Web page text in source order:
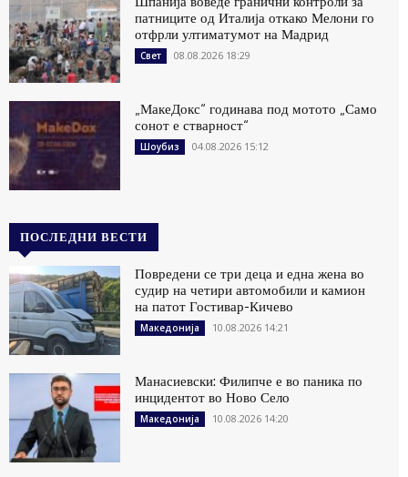
патниците од Италија откако Мелони го
отфрли ултиматумот на Мадрид
Свет 08.08.2026 18:29
„МакеДокс“ годинава под мотото „Само
сонот е стварност“
Шоубиз 04.08.2026 15:12
ПОСЛЕДНИ ВЕСТИ
Повредени се три деца и една жена во
судир на четири автомобили и камион
на патот Гостивар-Кичево
Македонија 10.08.2026 14:21
Манасиевски: Филипче е во паника по
инцидентот во Ново Село
Македонија 10.08.2026 14:20